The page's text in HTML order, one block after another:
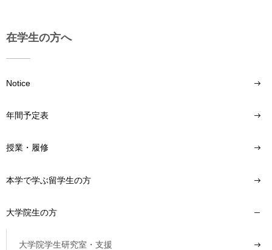
在学生の方へ
Notice
年間予定表
授業・履修
本学で学ぶ留学生の方
大学院生の方
大学院学生研究室・支援